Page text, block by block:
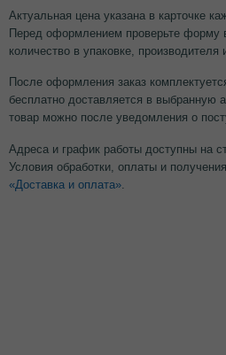
Актуальная цена указана в карточке
Перед оформлением проверьте форму
количество в упаковке, производителя
После оформления заказ
бесплатно доставляется в выбранную
товар можно после уведомления о
Адреса и график работы доступны на
Условия обработки, оплаты и
«Доставка и оплата»